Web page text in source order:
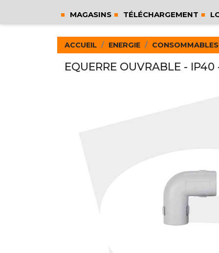
MAGASINS TÉLÉCHARGEMENT
ACCUEIL ENERGIE CONSOMMABLES
EQUERRE OUVRABLE -